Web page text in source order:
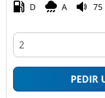
D A 75
PEDIR